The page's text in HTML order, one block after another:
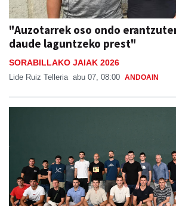
"Auzotarrek oso ondo
daude laguntzeko prest"
SORABILLAKO JAIAK 2026
Lide Ruiz Telleria abu 07, 08:00 ANDOAIN